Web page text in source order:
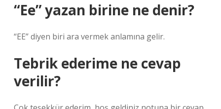
“Ee” yazan birine ne denir?
“EE” diyen biri ara vermek anlamına gelir.
Tebrik ederime ne cevap
verilir?